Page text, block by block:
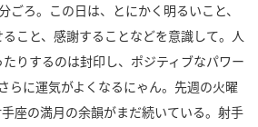
ごろ。この日は、とにかく明るいこと、
こと、感謝することなどを意識して。人
りするのは封印し、ポジティブなパワー
らに運気がよくなるにゃん。先週の火曜
座の満月の余韻がまだ続いている。射手